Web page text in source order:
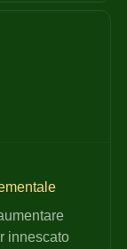
innescato